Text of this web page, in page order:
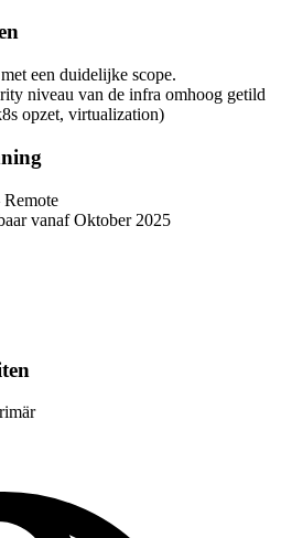
een duidelijke scope.
niveau van de infra omhoog getild
opzet, virtualization)
vanaf Oktober 2025